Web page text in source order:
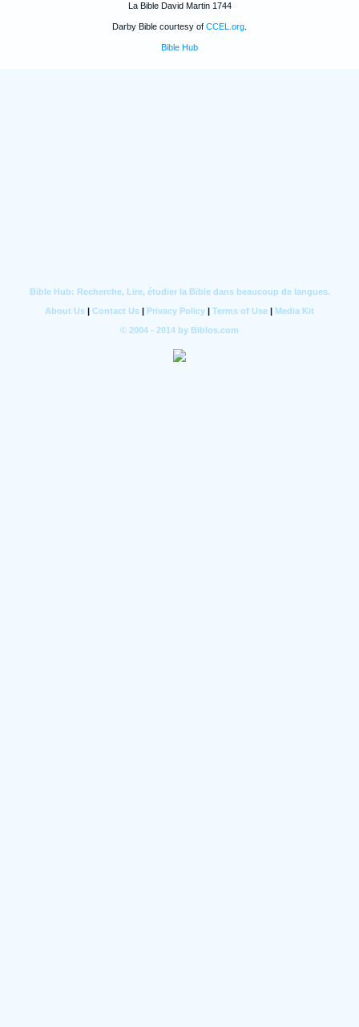
La Bible David Martin 1744
Darby Bible courtesy of CCEL.org
Bible Hub